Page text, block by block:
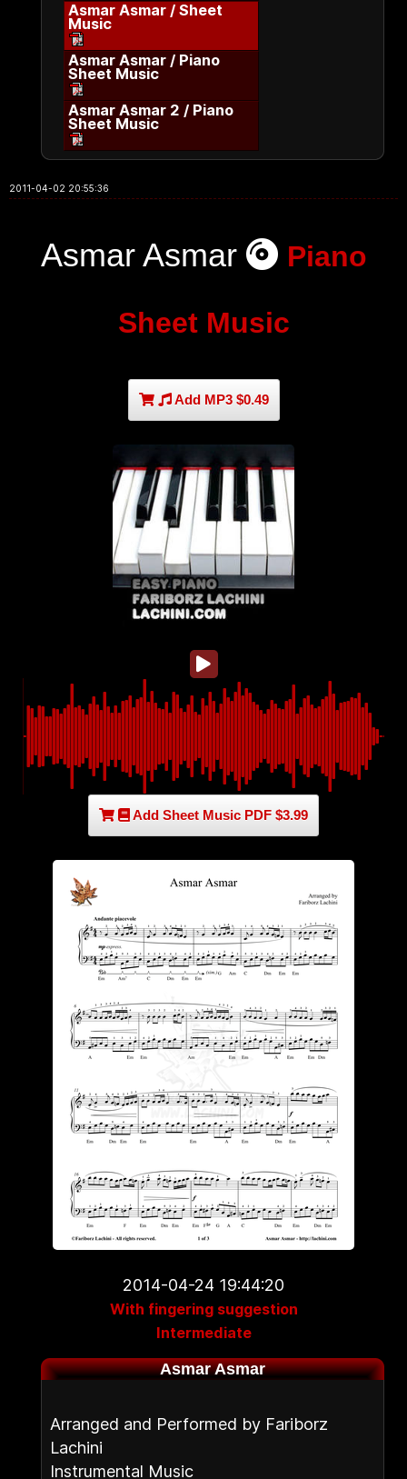
Asmar Asmar / Sheet
Music
Asmar Asmar / Piano
Sheet Music
Asmar Asmar 2 / Piano
Sheet Music
2011-04-02 20:55:36
Asmar Asmar Piano
Sheet Music
Add MP3 $0.49
Add Sheet Music PDF $3.99
2014-04-24 19:44:20
With fingering suggestion
Intermediate
Asmar Asmar
Arranged and Performed by Fariborz
Lachini
Instrumental Music